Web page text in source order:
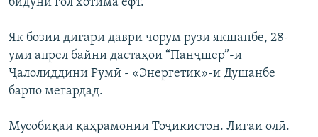
бидуни гол хотима ёфт.
Як бозии дигари даври чорум рӯзи якшанбе, 28-
уми апрел байни дастаҳои “Панҷшер”-и
Ҷалолиддини Румӣ - «Энергетик»-и Душанбе
барпо мегардад.
Мусобиқаи қаҳрамонии Тоҷикистон. Лигаи олӣ.